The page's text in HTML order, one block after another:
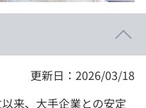
更新日：2026/03/18
来、大手企業との安定